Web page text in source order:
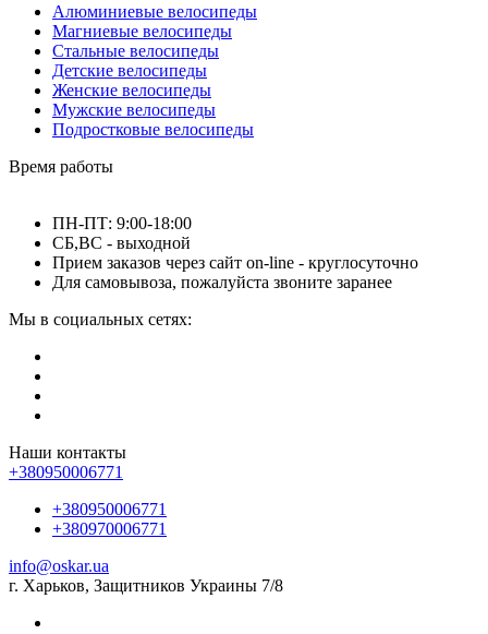
Алюминиевые велосипеды
Магниевые велосипеды
Стальные велосипеды
Детские велосипеды
Женские велосипеды
Мужские велосипеды
Подростковые велосипеды
Время работы
ПН-ПТ: 9:00-18:00
СБ,ВС - выходной
Прием заказов через сайт on-line - круглосуточно
Для самовывоза, пожалуйста звоните заранее
Мы в социальных сетях:
Наши контакты
+380950006771
+380950006771
+380970006771
info@oskar.ua
г. Харьков, Защитников Украины 7/8